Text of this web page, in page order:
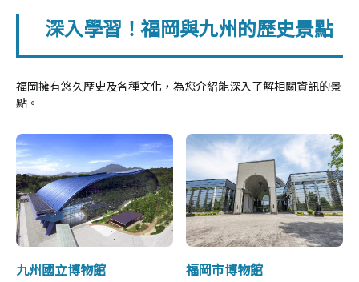
深入學習！福岡與九州的歷史景點
福岡擁有悠久歷史及各種文化，為您介紹能深入了解相關資訊的景
點。
九州國立博物館 福岡市博物館